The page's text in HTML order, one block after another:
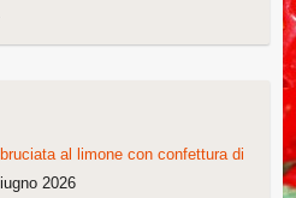
al limone con confettura di
2026